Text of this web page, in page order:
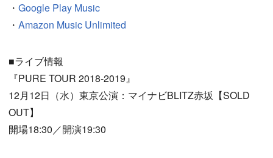
・ Google Play Music
・ Amazon Music Unlimited
■ライブ情報
『PURE TOUR 2018-2019』
12月12日（水）東京公演：マイナビBLITZ赤坂【SOLD
OUT】
開場18:30／開演19:30